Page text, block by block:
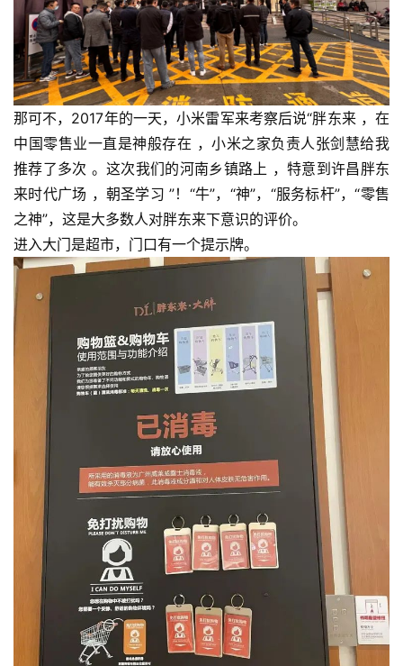
那可不，2017年的一天，小米雷军来考察后说“胖东来 ，在
中国零售业一直是神般存在 ，小米之家负责人张剑慧给我
推荐了多次 。这次我们的河南乡镇路上 ，特意到许昌胖东
来时代广场 ，朝圣学习 ”！“牛”，“神”，“服务标杆”，“零售
之神”，这是大多数人对胖东来下意识的评价。
进入大门是超市，门口有一个提示牌。